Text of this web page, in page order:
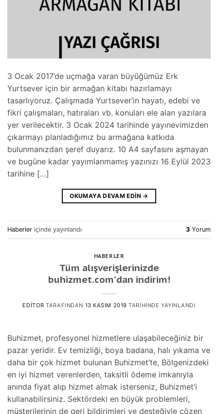
3 Ocak 2017’de uçmağa varan büyüğümüz Erk
Yurtsever için bir armağan kitabı hazırlamayı
tasarlıyoruz. Çalışmada Yurtsever’in hayatı, edebi ve
fikri çalışmaları, hatıraları vb. konuları ele alan yazılara
yer verilecektir. 3 Ocak 2024 tarihinde yayınevimizden
çıkarmayı planladığımız bu armağana katkıda
bulunmanızdan şeref duyarız. 10 A4 sayfasını aşmayan
ve bugüne kadar yayımlanmamış yazınızı 16 Eylül 2023
tarihine […]
OKUMAYA DEVAM EDIN →
Haberler içinde yayınlandı 3 Yorum
HABERLER
Tüm alışverişlerinizde
buhizmet.com’dan indirim!
EDITOR TARAFINDAN 13 KASIM 2019 TARIHINDE YAYINLANDI
Buhizmet, profesyonel hizmetlere ulaşabileceğiniz bir
pazar yeridir. Ev temizliği, boya badana, halı yıkama ve
daha bir çok hizmet bulunan Buhizmet’te, Bölgenizdeki
en iyi hizmet verenlerden, taksitli ödeme imkanıyla
anında fiyat alıp hizmet almak isterseniz, Buhizmet’i
kullanabilirsiniz. Sektördeki en büyük problemleri,
müşterilerinin de geri bildirimleri ve desteğiyle çözen